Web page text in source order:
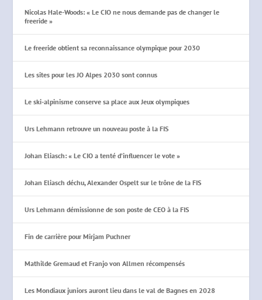
Nicolas Hale-Woods: « Le CIO ne nous demande pas de changer le
freeride »
Le freeride obtient sa reconnaissance olympique pour 2030
Les sites pour les JO Alpes 2030 sont connus
Le ski-alpinisme conserve sa place aux Jeux olympiques
Urs Lehmann retrouve un nouveau poste à la FIS
Johan Eliasch: « Le CIO a tenté d’influencer le vote »
Johan Eliasch déchu, Alexander Ospelt sur le trône de la FIS
Urs Lehmann démissionne de son poste de CEO à la FIS
Fin de carrière pour Mirjam Puchner
Mathilde Gremaud et Franjo von Allmen récompensés
Les Mondiaux juniors auront lieu dans le val de Bagnes en 2028